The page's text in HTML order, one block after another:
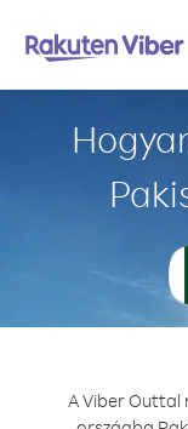
A Viber Outtal